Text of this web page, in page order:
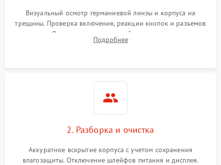
Визуальный осмотр германиевой линзы и корпуса на
трещины. Проверка включения, реакции кнопок и разъемов
зарядки. Оценка вывода тепловой сигнатуры на экран,
проверка базовых функций и считывание системных
Подробнее
2. Разборка и очистка
Аккуратное вскрытие корпуса с учетом сохранения
влагозащиты. Отключение шлейфов питания и дисплея.